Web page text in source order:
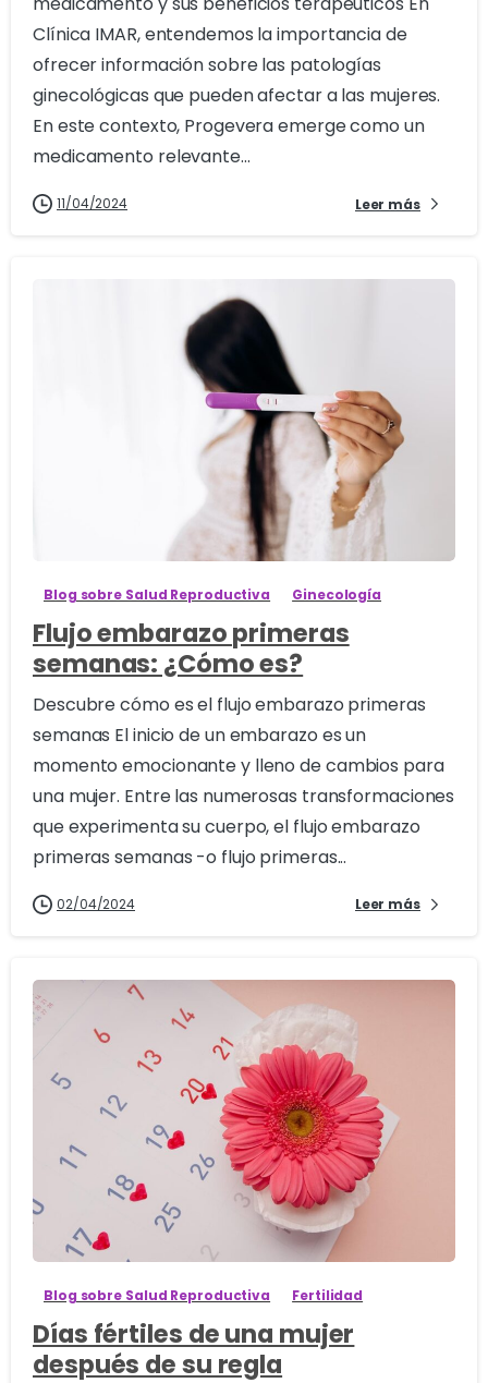
Clínica IMAR, entendemos la importancia de
ofrecer información sobre las patologías
ginecológicas que pueden afectar a las mujeres.
En este contexto, Progevera emerge como un
medicamento relevante...
11/04/2024 Leer más
Blog sobre Salud Reproductiva Ginecología
Flujo embarazo primeras
semanas: ¿Cómo es?
Descubre cómo es el flujo embarazo primeras
semanas El inicio de un embarazo es un
momento emocionante y lleno de cambios para
una mujer. Entre las numerosas transformaciones
que experimenta su cuerpo, el flujo embarazo
primeras semanas -o flujo primeras...
02/04/2024 Leer más
Blog sobre Salud Reproductiva Fertilidad
Días fértiles de una mujer
después de su regla